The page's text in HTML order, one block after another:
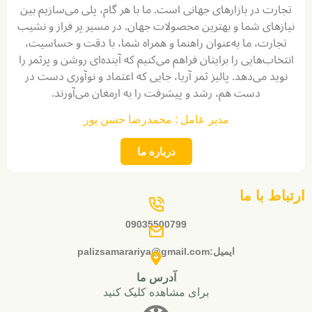
در بازارهای جهانی است. ما با هر گام، پلی می‌سازیم بین
شما و بهترین محصولات جهان. در مسیر پر فراز و نشیب
ما به‌عنوان راهنما و همراه شما، با دقت و حساسیت،
را برایتان فراهم می‌کنیم که آینده‌ای روشن و پرثمر را
می‌دهد. پالیز ثمر آریا، جایی که اعتماد و نوآوری دست در
دست هم، رشد و پیشرفت را به ارمغان می‌آورند.
مدیر عامل : محمدرضا حسن پور
درباره ما
با ما
09035500799
آدرس ما
برای مشاهده کلیک کنید